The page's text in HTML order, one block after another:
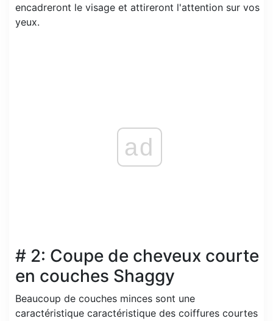
encadreront le visage et attireront l'attention sur vos
yeux.
ad
# 2: Coupe de cheveux courte
en couches Shaggy
Beaucoup de couches minces sont une
caractéristique caractéristique des coiffures courtes